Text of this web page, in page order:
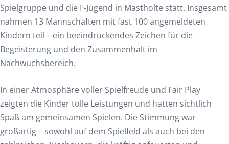
Spielgruppe und die F-Jugend in Mastholte statt. Insgesamt
nahmen 13 Mannschaften mit fast 100 angemeldeten
Kindern teil – ein beeindruckendes Zeichen für die
Begeisterung und den Zusammenhalt im
Nachwuchsbereich.
In einer Atmosphäre voller Spielfreude und Fair Play
zeigten die Kinder tolle Leistungen und hatten sichtlich
Spaß am gemeinsamen Spielen. Die Stimmung war
großartig – sowohl auf dem Spielfeld als auch bei den